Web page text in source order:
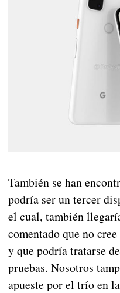
También se han
podría ser un tercer
el cual, también
comentado que no
y que podría tratarse
pruebas. Nosotros
apueste por el trío en